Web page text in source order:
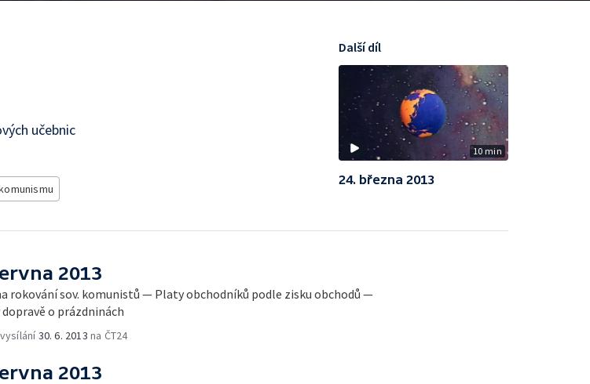
učebnic
10 min
Další díl
24. března 2013
2013
rokování sov. komunistů — Platy obchodníků podle zisku obchodů —
dopravě o prázdninách
30. 6. 2013 na ČT24
2013